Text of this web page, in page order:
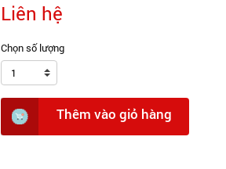
Liên hệ
Chọn số lượng
1
Thêm vào giỏ hàng